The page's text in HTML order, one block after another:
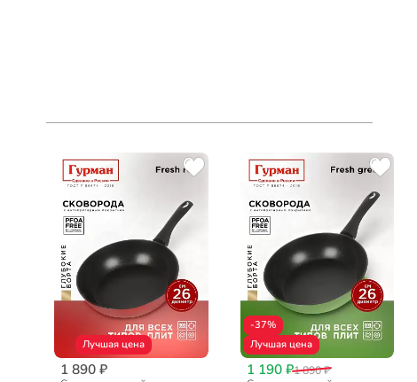
Лучшая цена
1 890 ₽
-37%
Лучшая цена
1 190 ₽1 890 ₽